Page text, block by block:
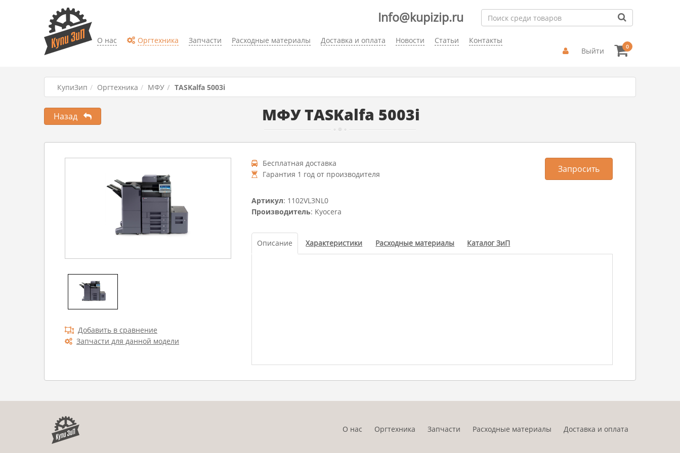
О нас Оргтехника Запчасти Расходные материалы Доставка и оплата Новости Статьи Контакты
Info@kupizip.ru
Выйти 0
КупиЗип Оргтехника МФУ TASKalfa 5003i
МФУ TASKalfa 5003i
Назад
Добавить в сравнение
Запчасти для данной модели
Бесплатная доставка
Гарантия 1 год от производителя
Артикул: 1102VL3NL0
Производитель: Kyocera
Запросить
Описание Характеристики Расходные материалы Каталог ЗиП
О нас Оргтехника Запчасти Расходные материалы Доставка и оплата